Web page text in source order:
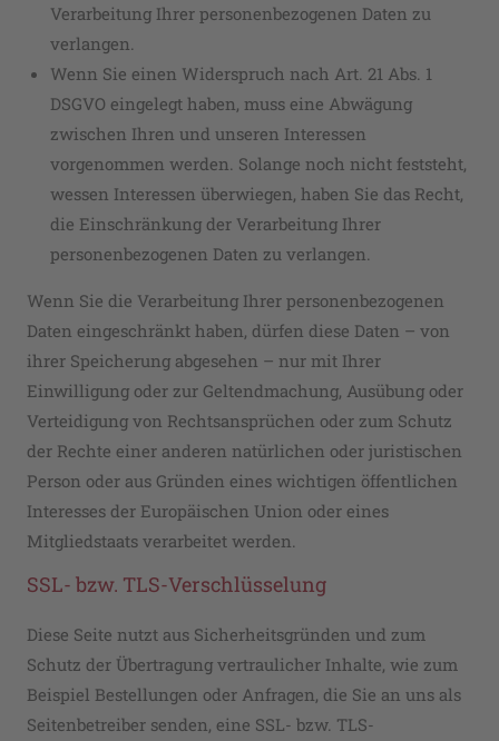
Verarbeitung Ihrer personenbezogenen Daten zu
verlangen.
Wenn Sie einen Widerspruch nach Art. 21 Abs. 1
DSGVO eingelegt haben, muss eine Abwägung
zwischen Ihren und unseren Interessen
vorgenommen werden. Solange noch nicht feststeht,
wessen Interessen überwiegen, haben Sie das Recht,
die Einschränkung der Verarbeitung Ihrer
personenbezogenen Daten zu verlangen.
Wenn Sie die Verarbeitung Ihrer personenbezogenen
Daten eingeschränkt haben, dürfen diese Daten – von
ihrer Speicherung abgesehen – nur mit Ihrer
Einwilligung oder zur Geltendmachung, Ausübung oder
Verteidigung von Rechtsansprüchen oder zum Schutz
der Rechte einer anderen natürlichen oder juristischen
Person oder aus Gründen eines wichtigen öffentlichen
Interesses der Europäischen Union oder eines
Mitgliedstaats verarbeitet werden.
SSL- bzw. TLS-Verschlüsselung
Diese Seite nutzt aus Sicherheitsgründen und zum
Schutz der Übertragung vertraulicher Inhalte, wie zum
Beispiel Bestellungen oder Anfragen, die Sie an uns als
Seitenbetreiber senden, eine SSL- bzw. TLS-